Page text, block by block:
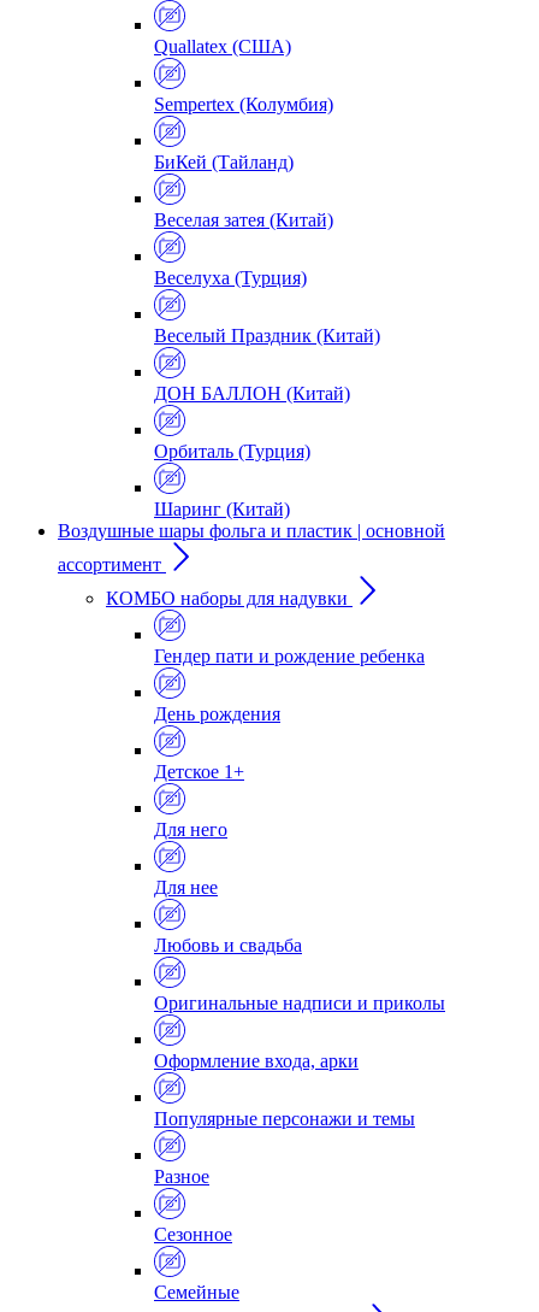
Quallatex (США)
Sempertex (Колумбия)
БиКей (Тайланд)
Веселая затея (Китай)
Веселуха (Турция)
Веселый Праздник (Китай)
ДОН БАЛЛОН (Китай)
Орбиталь (Турция)
Шаринг (Китай)
Воздушные шары фольга и пластик | основной
ассортимент
КОМБО наборы для надувки
Гендер пати и рождение ребенка
День рождения
Детское 1+
Для него
Для нее
Любовь и свадьба
Оригинальные надписи и приколы
Оформление входа, арки
Популярные персонажи и темы
Разное
Сезонное
Семейные